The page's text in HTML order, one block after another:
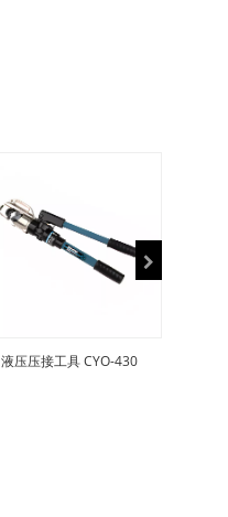
液压压接工具 CYO-430